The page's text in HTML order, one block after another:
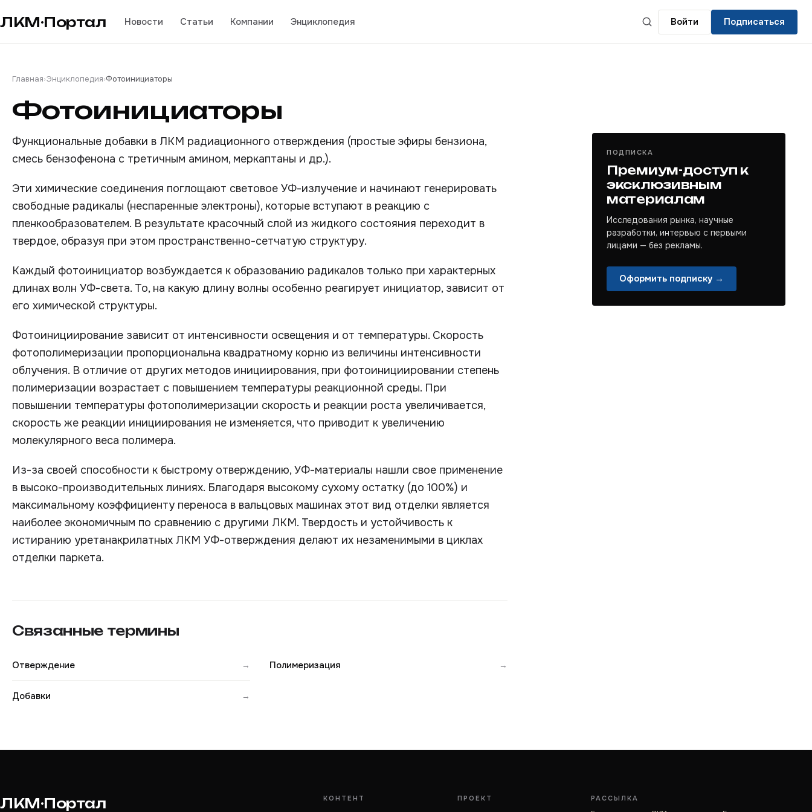
ЛКМ·Портал Новости Статьи Компании Энциклопедия Войти Подписаться
Главная›Энциклопедия›Фотоинициаторы
Фотоинициаторы
Функциональные добавки в ЛКМ радиационного отверждения (простые эфиры бензиона,
смесь бензофенона с третичным амином, меркаптаны и др.).
Эти химические соединения поглощают световое УФ-излучение и начинают генерировать
свободные радикалы (неспаренные электроны), которые вступают в реакцию с
пленкообразователем. В результате красочный слой из жидкого состояния переходит в
твердое, образуя при этом пространственно-сетчатую структуру.
Каждый фотоинициатор возбуждается к образованию радикалов только при характерных
длинах волн УФ-света. То, на какую длину волны особенно реагирует инициатор, зависит от
его химической структуры.
Фотоинициирование зависит от интенсивности освещения и от температуры. Скорость
фотополимеризации пропорциональна квадратному корню из величины интенсивности
облучения. В отличие от других методов инициирования, при фотоинициировании степень
полимеризации возрастает с повышением температуры реакционной среды. При
повышении температуры фотополимеризации скорость и реакции роста увеличивается,
скорость же реакции инициирования не изменяется, что приводит к увеличению
молекулярного веса полимера.
Из-за своей способности к быстрому отверждению, УФ-материалы нашли свое применение
в высоко-производительных линиях. Благодаря высокому сухому остатку (до 100%) и
максимальному коэффициенту переноса в вальцовых машинах этот вид отделки является
наиболее экономичным по сравнению с другими ЛКМ. Твердость и устойчивость к
истиранию уретанакрилатных ЛКМ УФ-отверждения делают их незаменимыми в циклах
отделки паркета.
Связанные термины
Отверждение → Полимеризация →
Добавки →
ПОДПИСКА
Премиум-доступ к
эксклюзивным
материалам
Исследования рынка, научные
разработки, интервью с первыми
лицами — без рекламы.
Оформить подписку →
ЛКМ·Портал КОНТЕНТ ПРОЕКТ РАССЫЛКА